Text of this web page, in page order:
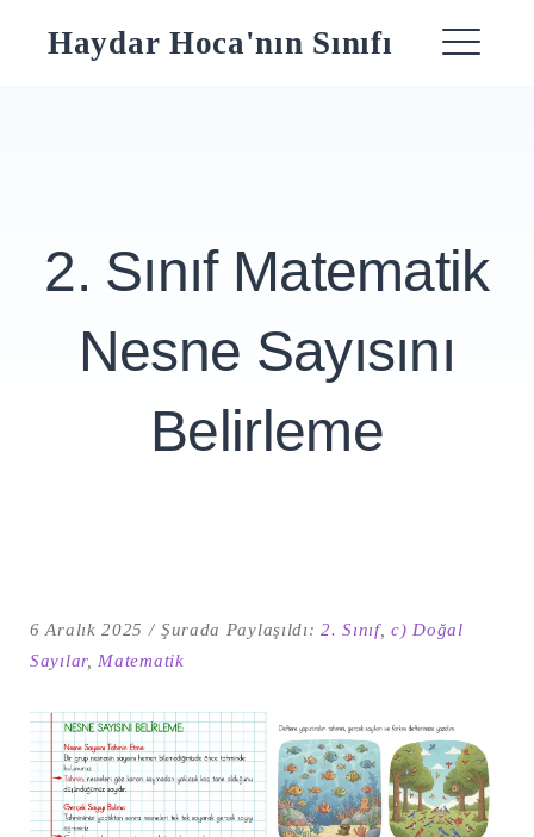
Haydar Hoca'nın Sınıfı
2. Sınıf Matematik
Nesne Sayısını
Belirleme
6 Aralık 2025 Şurada Paylaşıldı:2. Sınıf,c) Doğal
Sayılar, Matematik